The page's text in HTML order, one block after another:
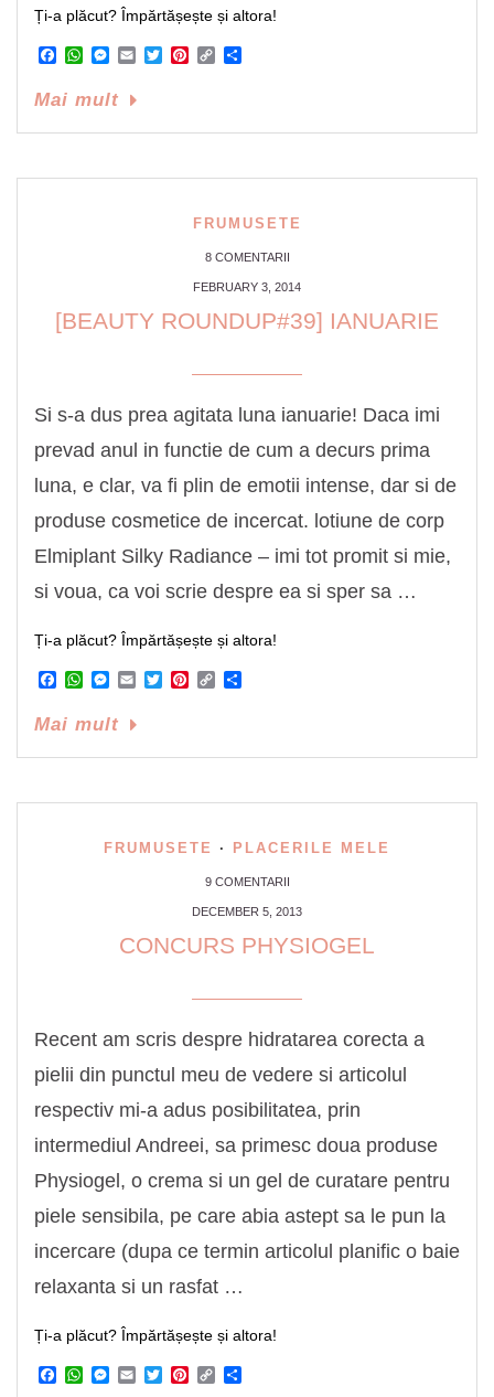
Ți-a plăcut? Împărtășește și altora!
Facebook
WhatsApp
Messenger
EmailTwitterPinterest
Copy
Mai mult
FRUMUSETE
8 COMENTARII
FEBRUARY 3, 2014
[BEAUTY ROUNDUP#39] IANUARIE
Si s-a dus prea agitata luna ianuarie! Daca imi
prevad anul in functie de cum a decurs prima
luna, e clar, va fi plin de emotii intense, dar si de
produse cosmetice de incercat. lotiune de corp
Elmiplant Silky Radiance – imi tot promit si mie,
si voua, ca voi scrie despre ea si sper sa …
Ți-a plăcut? Împărtășește și altora!
Facebook
WhatsApp
Messenger
EmailTwitterPinterest
Copy
Mai mult
FRUMUSETE · PLACERILE MELE
9 COMENTARII
DECEMBER 5, 2013
CONCURS PHYSIOGEL
Recent am scris despre hidratarea corecta a
pielii din punctul meu de vedere si articolul
respectiv mi-a adus posibilitatea, prin
intermediul Andreei, sa primesc doua produse
Physiogel, o crema si un gel de curatare pentru
piele sensibila, pe care abia astept sa le pun la
incercare (dupa ce termin articolul planific o baie
relaxanta si un rasfat …
Ți-a plăcut? Împărtășește și altora!
Facebook
WhatsApp
Messenger
EmailTwitterPinterest
Copy